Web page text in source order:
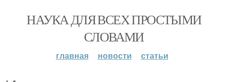
НАУКА ДЛЯ ВСЕХ ПРОСТЫМИ
СЛОВАМИ
главная новости статьи